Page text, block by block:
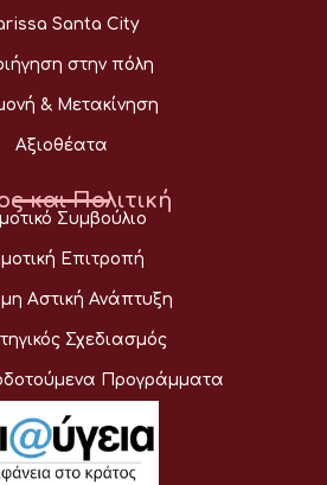
Santa City
στην πόλη
& Μετακίνηση
Αξιοθέατα
και Πολιτική
Συμβούλιο
Επιτροπή
Αστική Ανάπτυξη
Σχεδιασμός
Προγράμματα